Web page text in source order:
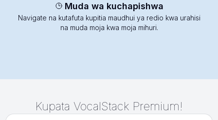
Muda wa kuchapishwa
Navigate na kutafuta kupitia maudhui ya redio kwa urahisi
na muda moja kwa moja mihuri.
Kupata VocalStack Premium!